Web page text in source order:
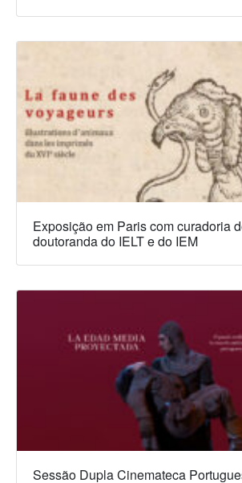
Exposição em Paris com curadoria
doutoranda do IELT e do IEM
Sessão Dupla Cinemateca